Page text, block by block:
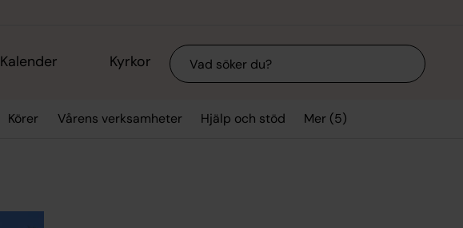
Kalender Kyrkor Sök
Körer Vårens verksamheter Hjälp och stöd Mer (5)